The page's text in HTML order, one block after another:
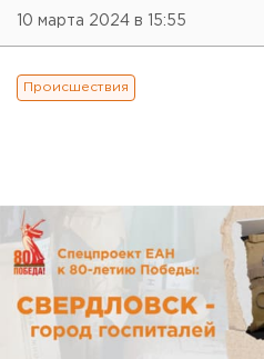
10 марта 2024 в 15:55
Происшествия